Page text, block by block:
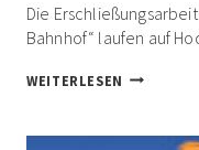
Die
Bahnhof“ laufen auf
WEITERLESEN